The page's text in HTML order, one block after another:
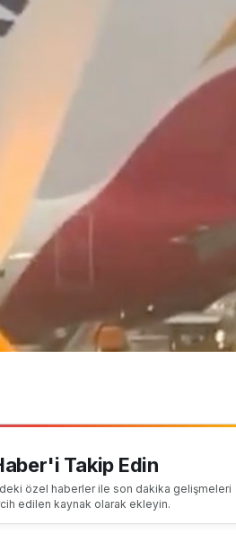
Takip Edin
özel haberler ile son dakika gelişmeleri
edilen kaynak olarak ekleyin.